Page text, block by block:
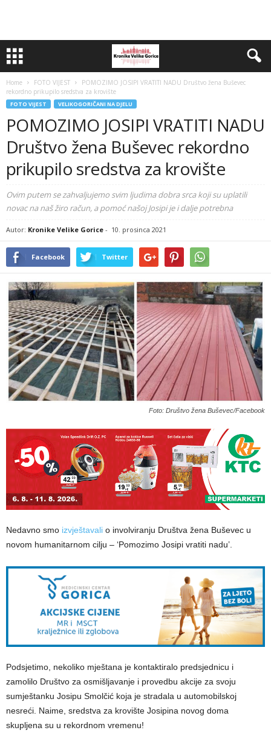
Home FOTO VIJEST
POMOZIMO JOSIPI VRATITI NADU Društvo žena Buševec
rekordno prikupilo sredstva za krovište
FOTO VIJEST VELIKOGORIČANI NA DJELU
POMOZIMO JOSIPI VRATITI NADU
Društvo žena Buševec rekordno
prikupilo sredstva za krovište
Ovim putem se zahvaljujemo svim ljudima dobra srca koji su uplatili
novac na naš žiro račun, a pomoć našoj Josipi je i dalje potrebna
Autor: Kronike Velike Gorice - 10. prosinca 2021
Facebook Twitter
Foto: Društvo žena Buševec/Facebook
Nedavno smo izvještavali o involviranju Društva žena Buševec u
novom humanitarnom cilju – ‘Pomozimo Josipi vratiti nadu’.
Podsjetimo, nekoliko mještana je kontaktiralo predsjednicu i
zamolilo Društvo za osmišljavanje i provedbu akcije za svoju
sumještanku Josipu Smolčić koja je stradala u automobilskoj
nesreći. Naime, sredstva za krovište Josipina novog doma
skupljena su u rekordnom vremenu!